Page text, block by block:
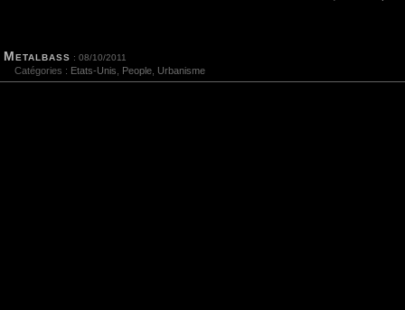
Metalbass : 08/10/2011
Catégories : Etats-Unis People Urbanisme